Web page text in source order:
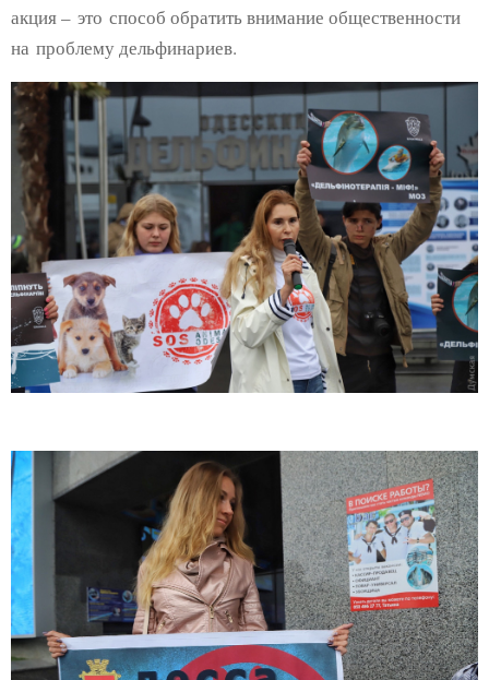
акция – это способ обратить внимание общественности
на проблему дельфинариев.